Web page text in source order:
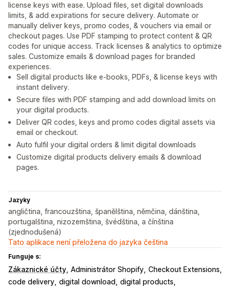
license keys with ease. Upload files, set digital downloads
limits, & add expirations for secure delivery. Automate or
manually deliver keys, promo codes, & vouchers via email or
checkout pages. Use PDF stamping to protect content & QR
codes for unique access. Track licenses & analytics to optimize
sales. Customize emails & download pages for branded
experiences.
Sell digital products like e-books, PDFs, & license keys with
instant delivery.
Secure files with PDF stamping and add download limits on
your digital products.
Deliver QR codes, keys and promo codes digital assets via
email or checkout.
Auto fulfil your digital orders & limit digital downloads
Customize digital products delivery emails & download
pages.
Jazyky
angličtina, francouzština, španělština, němčina, dánština,
portugalština, nizozemština, švédština, a čínština
(zjednodušená)
Tato aplikace není přeložena do jazyka čeština
Funguje s:
Zákaznické účty Administrátor Shopify Checkout Extensions
code delivery digital download
digital products